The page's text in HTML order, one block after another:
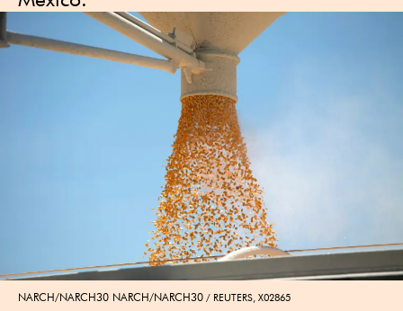
NARCH/NARCH30 NARCH/NARCH30 REUTERS, X02865